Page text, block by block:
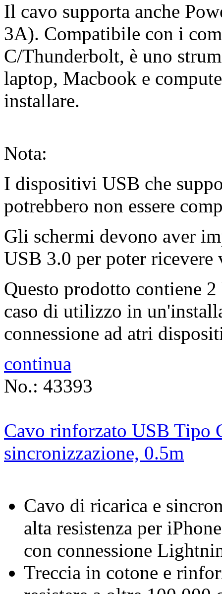
Il cavo supporta anche
3A). Compatibile con i
C/Thunderbolt, è uno
laptop, Macbook e
installare.
Nota:
I dispositivi USB che
potrebbero non essere
Gli schermi devono aver
USB 3.0 per poter ricevere
Questo prodotto contiene
caso di utilizzo in
connessione ad atri
continua
No.: 43393
Cavo rinforzato USB Tipo
sincronizzazione, 0.5m
Cavo di ricarica e
alta resistenza per
con connessione
Treccia in cotone e